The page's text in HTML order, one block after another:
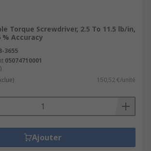
Torque Screwdriver, 2.5 To 11.5 lb/in,
% Accuracy
3655
05074710001
150,52 €/unité
Ajouter